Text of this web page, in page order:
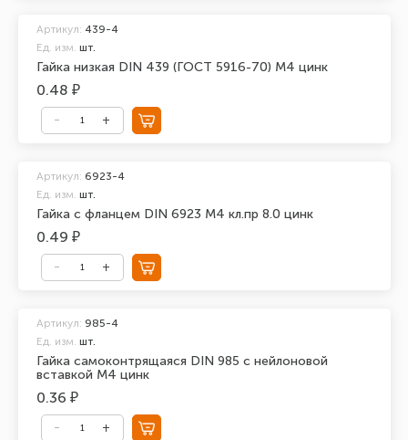
Гайка низкая DIN 439 (ГОСТ 5916-70) М4 цинк
Артикул: 439-4
Ед. изм. шт.
0.48 ₽
Гайка с фланцем DIN 6923 М4 кл.пр 8.0 цинк
Артикул: 6923-4
Ед. изм. шт.
0.49 ₽
Гайка самоконтрящаяся DIN 985 с нейлоновой
вставкой М4 цинк
Артикул: 985-4
Ед. изм. шт.
0.36 ₽